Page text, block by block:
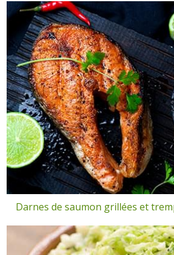
Darnes de saumon grillées et